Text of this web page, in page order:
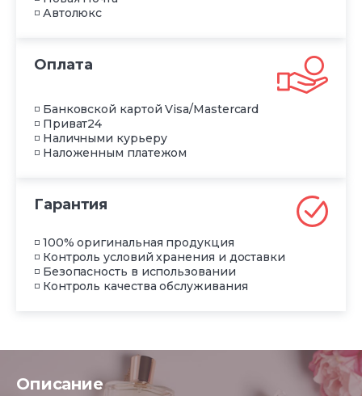
◽ Автолюкс
Оплата
◽ Банковской картой Visa/Mastercard
◽ Приват24
◽ Наличными курьеру
◽ Наложенным платежом
Гарантия
◽ 100% оригинальная продукция
◽ Контроль условий хранения и доставки
◽ Безопасность в использовании
◽ Контроль качества обслуживания
Описание